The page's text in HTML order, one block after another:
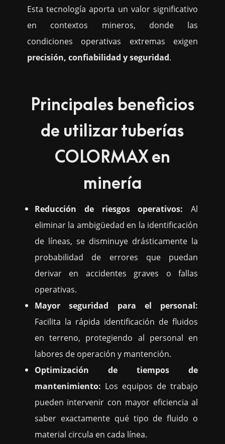
Esta tecnología aporta un valor significativo
en contextos mineros, donde las
condiciones operativas extremas exigen
precisión, confiabilidad y seguridad.
Principales beneficios
de utilizar tuberías
COLORMAX en
minería
Reducción de riesgos operativos:Al
eliminar la ambigüedad en la identificación
de líneas, se disminuye drásticamente la
probabilidad de errores que puedan
derivar en accidentes graves o fallas
operativas.
Mayor seguridad para el personal:
Facilita la rápida identificación de fluidos
en terreno, protegiendo al personal en
labores de operación y mantención.
Optimización de tiempos de
mantenimiento: Los equipos de trabajo
pueden intervenir con mayor eficiencia al
saber exactamente qué tipo de fluido o
material circula en cada línea.